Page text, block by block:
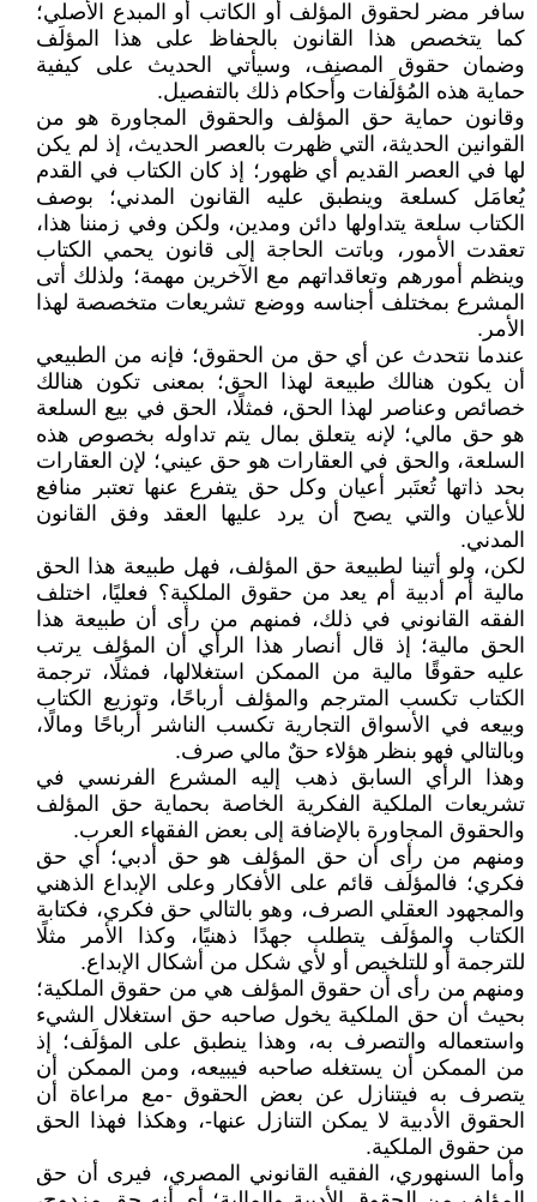
سافر مضر لحقوق المؤلف أو الكاتب أو المبدع الأصلي؛
كما يتخصص هذا القانون بالحفاظ على هذا المؤلَف
وضمان حقوق المصنِف، وسيأتي الحديث على كيفية
حماية هذه المُؤلَفات وأحكام ذلك بالتفصيل.
وقانون حماية حق المؤلف والحقوق المجاورة هو من
القوانين الحديثة، التي ظهرت بالعصر الحديث، إذ لم يكن
لها في العصر القديم أي ظهور؛ إذ كان الكتاب في القدم
يُعامَل كسلعة وينطبق عليه القانون المدني؛ بوصف
الكتاب سلعة يتداولها دائن ومدين، ولكن وفي زمننا هذا،
تعقدت الأمور، وباتت الحاجة إلى قانون يحمي الكتاب
وينظم أمورهم وتعاقداتهم مع الآخرين مهمة؛ ولذلك أتى
المشرع بمختلف أجناسه ووضع تشريعات متخصصة لهذا
الأمر.
عندما نتحدث عن أي حق من الحقوق؛ فإنه من الطبيعي
أن يكون هنالك طبيعة لهذا الحق؛ بمعنى تكون هنالك
خصائص وعناصر لهذا الحق، فمثلًا، الحق في بيع السلعة
هو حق مالي؛ لإنه يتعلق بمال يتم تداوله بخصوص هذه
السلعة، والحق في العقارات هو حق عيني؛ لإن العقارات
بحد ذاتها تُعتَبر أعيان وكل حق يتفرع عنها تعتبر منافع
للأعيان والتي يصح أن يرد عليها العقد وفق القانون
المدني.
لكن، ولو أتينا لطبيعة حق المؤلف، فهل طبيعة هذا الحق
مالية أم أدبية أم يعد من حقوق الملكية؟ فعليًا، اختلف
الفقه القانوني في ذلك، فمنهم من رأى أن طبيعة هذا
الحق مالية؛ إذ قال أنصار هذا الرأي أن المؤلف يرتب
عليه حقوقًا مالية من الممكن استغلالها، فمثلًا، ترجمة
الكتاب تكسب المترجم والمؤلف أرباحًا، وتوزيع الكتاب
وبيعه في الأسواق التجارية تكسب الناشر أرباحًا ومالًا،
وبالتالي فهو بنظر هؤلاء حقٌ مالي صرف.
وهذا الرأي السابق ذهب إليه المشرع الفرنسي في
تشريعات الملكية الفكرية الخاصة بحماية حق المؤلف
والحقوق المجاورة بالإضافة إلى بعض الفقهاء العرب.
ومنهم من رأى أن حق المؤلف هو حق أدبي؛ أي حق
فكري؛ فالمؤلَف قائم على الأفكار وعلى الإبداع الذهني
والمجهود العقلي الصرف، وهو بالتالي حق فكري، فكتابة
الكتاب والمؤلَف يتطلب جهدًا ذهنيًا، وكذا الأمر مثلًا
للترجمة أو للتلخيص أو لأي شكل من أشكال الإبداع.
ومنهم من رأى أن حقوق المؤلف هي من حقوق الملكية؛
بحيث أن حق الملكية يخول صاحبه حق استغلال الشيء
واستعماله والتصرف به، وهذا ينطبق على المؤلَف؛ إذ
من الممكن أن يستغله صاحبه فيبيعه، ومن الممكن أن
يتصرف به فيتنازل عن بعض الحقوق -مع مراعاة أن
الحقوق الأدبية لا يمكن التنازل عنها-، وهكذا فهذا الحق
من حقوق الملكية.
وأما السنهوري، الفقيه القانوني المصري، فيرى أن حق